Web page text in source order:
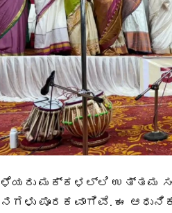
ಮಕ್ಕಳಲ್ಲಿ ಉತ್ತಮ
ಪೂರಕವಾಗಿವೆ. ಈ